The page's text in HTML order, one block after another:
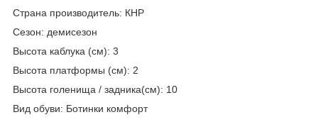
Страна производитель: КНР
Сезон: демисезон
Высота каблука (см): 3
Высота платформы (см): 2
Высота голенища / задника(см): 10
Вид обуви: Ботинки комфорт